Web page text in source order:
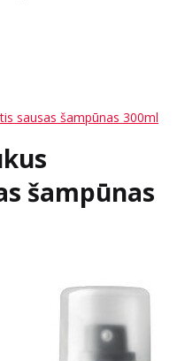
sausas šampūnas 300ml
šampūnas